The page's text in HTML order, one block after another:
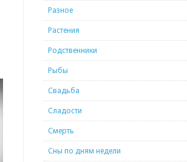
Разное
Растения
Родственники
Рыбы
Свадьба
Сладости
Смерть
Сны по дням недели